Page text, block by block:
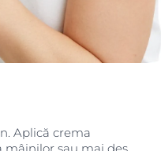
Aplică crema